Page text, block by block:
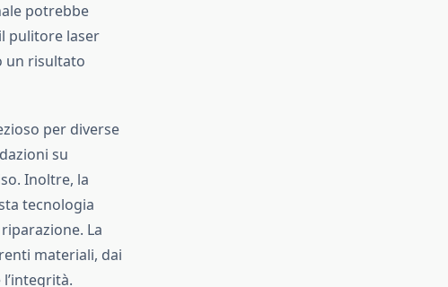
potrebbe
pulitore laser
un risultato
per diverse
su
Inoltre, la
tecnologia
La
materiali, dai